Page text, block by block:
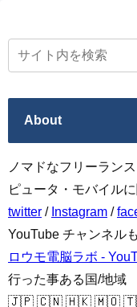
About
ノマドなフリーラン
ピュータ・モバイル
twitter / Instagram /
YouTube チャンネル
ロウモ電脳ラボ -
行った事ある国/地域
🇯🇵 🇨🇳 🇭🇰 🇲🇴